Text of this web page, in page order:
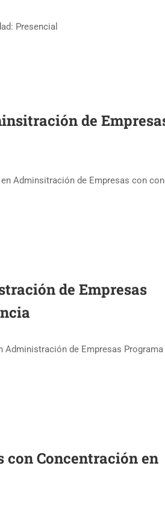
Presencial
de
Adminsitración de Empresas con
de Empresas
Administración de Empresas
con Concentración en